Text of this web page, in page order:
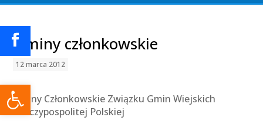
Otwórz pasek narzędzi
Gminy członkowskie
12 marca 2012
Gminy Członkowskie Związku Gmin Wiejskich
Rzeczypospolitej Polskiej